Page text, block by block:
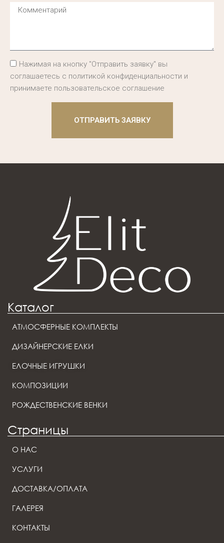
Нажимая на кнопку "Отправить заявку" вы
соглашаетесь с политикой конфиденциальности и
принимаете пользовательское соглашение
ОТПРАВИТЬ ЗАЯВКУ
Каталог
АТМОСФЕРНЫЕ КОМПЛЕКТЫ
ДИЗАЙНЕРСКИЕ ЕЛКИ
ЕЛОЧНЫЕ ИГРУШКИ
КОМПОЗИЦИИ
РОЖДЕСТВЕНСКИЕ ВЕНКИ
Страницы
О НАС
УСЛУГИ
ДОСТАВКА/ОПЛАТА
ГАЛЕРЕЯ
КОНТАКТЫ